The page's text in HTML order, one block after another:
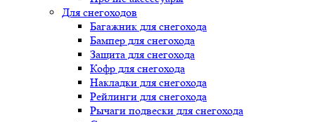
Для снегоходов
Багажник для снегохода
Бампер для снегохода
Защита для снегохода
Кофр для снегохода
Накладки для снегохода
Рейлинги для снегохода
Рычаги подвески для снегохода